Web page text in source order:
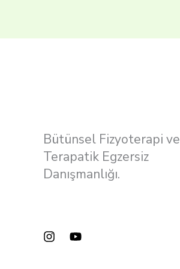
Bütünsel Fizyoterapi ve
Terapatik Egzersiz
Danışmanlığı.